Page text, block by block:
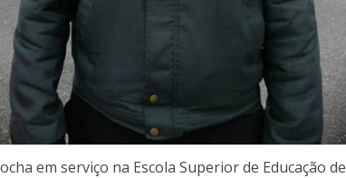
em serviço na Escola Superior de Educação de